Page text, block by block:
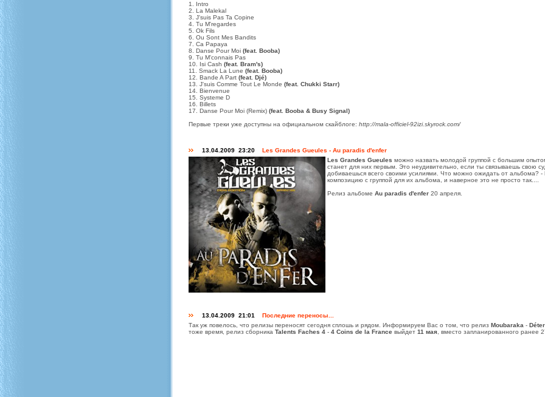
1. Intro
2. La Malekal
3. J'suis Pas Ta Copine
4. Tu M'regardes
5. Ok Fils
6. Ou Sont Mes Bandits
7. Ca Papaya
8. Danse Pour Moi (feat. Booba)
9. Tu M'connais Pas
10. Isi Cash (feat. Bram's)
11. Smack La Lune (feat. Booba)
12. Bande A Part (feat. Djé)
13. J'suis Comme Tout Le Monde (feat. Chukki Starr)
14. Bienvenue
15. Systeme D
16. Billets
17. Danse Pour Moi (Remix) (feat. Booba & Busy Signal)
Первые треки уже доступны на официальном скайблоге: http://mala-officiel-92izi.skyrock.com/
13.04.2009 23:20 Les Grandes Gueules - Au paradis d'enfer
Les Grandes Gueules можно назвать молодой группой с большим
станет для них первым. Это неудивительно, если ты связываешь свою
добиваешься всего своими усилиями. Что можно ожидать от альбома? -
композицию с группой для их альбома, и наверное это не просто так....
Релиз альбоме Au paradis d'enfer 20 апреля.
13.04.2009 21:01 Последние переносы...
Так уж повелось, что релизы переносят сегодня сплошь и рядом. Информируем Вас о том, что релиз Moubaraka -
тоже время, релиз сборника Talents Faches 4 - 4 Coins de la France выйдет 11 мая , вместо запланированного ранее